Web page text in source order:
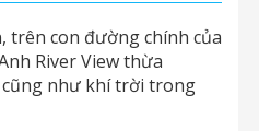
trên con đường chính của
River View thừa
như khí trời trong